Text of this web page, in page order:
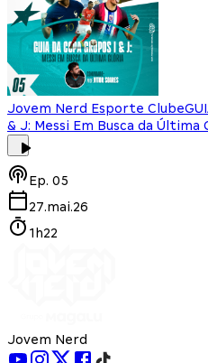
Jovem Nerd Esporte Clube
& J: Messi Em Busca da Última
Ep. 05
27.mai.26
1h22
Jovem Nerd